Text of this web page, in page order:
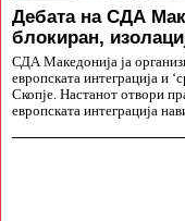
Дебата на СДА
блокиран,
СДА Македонија ја
европската интеграција и
Скопје. Настанот отвори
европската интеграција